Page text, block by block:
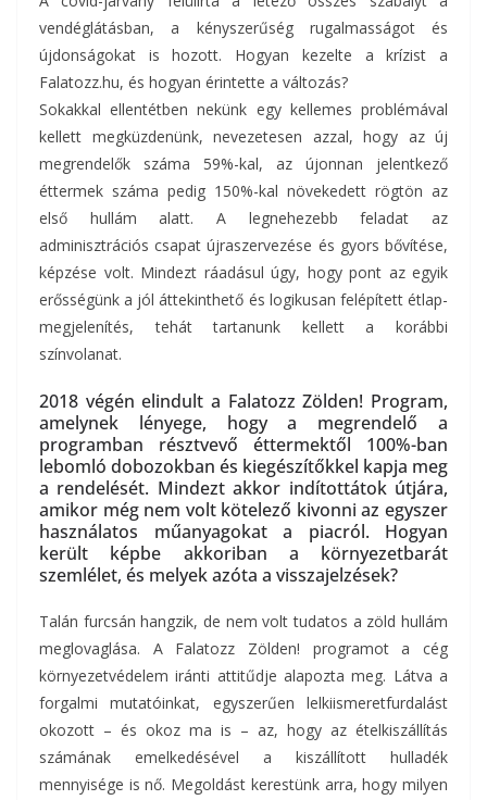
vendéglátásban, a kényszerűség rugalmasságot és
újdonságokat is hozott. Hogyan kezelte a krízist a
Falatozz.hu, és hogyan érintette a változás?
Sokakkal ellentétben nekünk egy kellemes problémával
kellett megküzdenünk, nevezetesen azzal, hogy az új
megrendelők száma 59%-kal, az újonnan jelentkező
éttermek száma pedig 150%-kal növekedett rögtön az
első hullám alatt. A legnehezebb feladat az
adminisztrációs csapat újraszervezése és gyors bővítése,
képzése volt. Mindezt ráadásul úgy, hogy pont az egyik
erősségünk a jól áttekinthető és logikusan felépített étlap-
megjelenítés, tehát tartanunk kellett a korábbi
színvolanat.
2018 végén elindult a Falatozz Zölden! Program,
amelynek lényege, hogy a megrendelő a
programban résztvevő éttermektől 100%-ban
lebomló dobozokban és kiegészítőkkel kapja meg
a rendelését. Mindezt akkor indítottátok útjára,
amikor még nem volt kötelező kivonni az egyszer
használatos műanyagokat a piacról. Hogyan
került képbe akkoriban a környezetbarát
szemlélet, és melyek azóta a visszajelzések?
Talán furcsán hangzik, de nem volt tudatos a zöld hullám
meglovaglása. A Falatozz Zölden! programot a cég
környezetvédelem iránti attitűdje alapozta meg. Látva a
forgalmi mutatóinkat, egyszerűen lelkiismeretfurdalást
okozott – és okoz ma is – az, hogy az ételkiszállítás
számának emelkedésével a kiszállított hulladék
mennyisége is nő. Megoldást kerestünk arra, hogy milyen